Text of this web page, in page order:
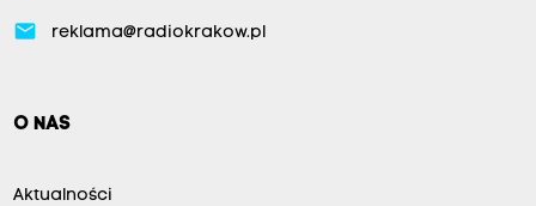
email reklama@radiokrakow.pl
O NAS
Aktualności